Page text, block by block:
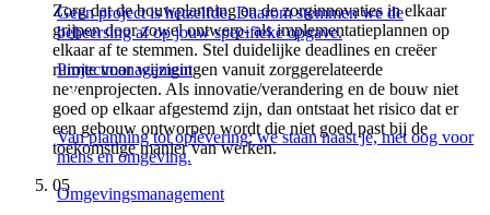
Geen project is hetzelfde. Daarom stemmen we de
beheersing af op jouw specifieke opgave.
Projectmanagement
Van planning tot oplevering: we staan naast je, met oog voor
mens en omgeving.
Omgevingsmanagement
Zorg dat de bouwplanning en de zorginnovaties in elkaar
grijpen door zowel ontwerp- als implementatieplannen op
elkaar af te stemmen. Stel duidelijke deadlines en creëer
ruimte voor wijzigingen vanuit zorggerelateerde
nevenprojecten. Als innovatie/verandering en de bouw niet
goed op elkaar afgestemd zijn, dan ontstaat het risico dat er
een gebouw ontworpen wordt die niet goed past bij de
toekomstige manier van werken.
05